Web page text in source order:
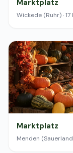
Marktplatz
Wickede (Ruhr) ·
Marktplatz
Menden